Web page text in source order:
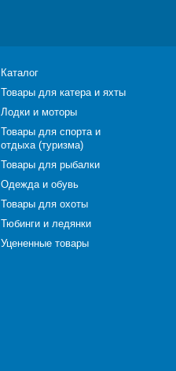
Каталог
Товары для катера и яхты
Лодки и моторы
Товары для спорта и
отдыха (туризма)
Товары для рыбалки
Одежда и обувь
Товары для охоты
Тюбинги и ледянки
Уцененные товары